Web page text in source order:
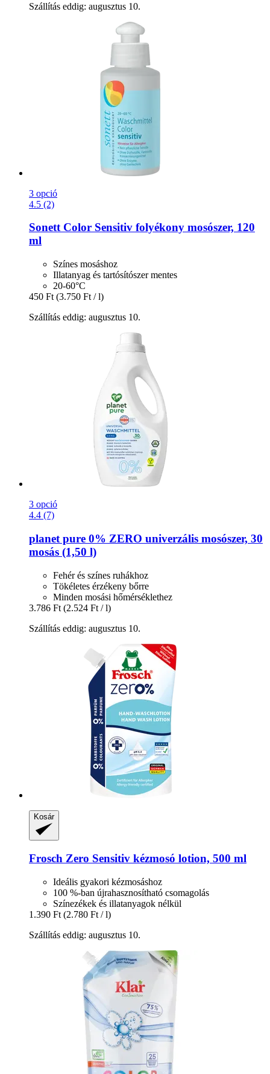
Szállítás eddig: augusztus 10.
3 opció
4.5 (2)
SonettColor Sensitiv folyékony mosószer, 120
ml
Színes mosáshoz
Illatanyag és tartósítószer mentes
20-60°C
450 Ft (3.750 Ft / l)
Szállítás eddig: augusztus 10.
3 opció
4.4 (7)
planet pure 0% ZERO univerzális mosószer, 30
mosás (1,50 l)
Fehér és színes ruhákhoz
Tökéletes érzékeny bőrre
Minden mosási hőmérséklethez
3.786 Ft (2.524 Ft / l)
Szállítás eddig: augusztus 10.
Kosár
Frosch Zero Sensitiv kézmosó lotion, 500 ml
Ideális gyakori kézmosáshoz
100 %-ban újrahasznosítható csomagolás
Színezékek és illatanyagok nélkül
1.390 Ft (2.780 Ft / l)
Szállítás eddig: augusztus 10.